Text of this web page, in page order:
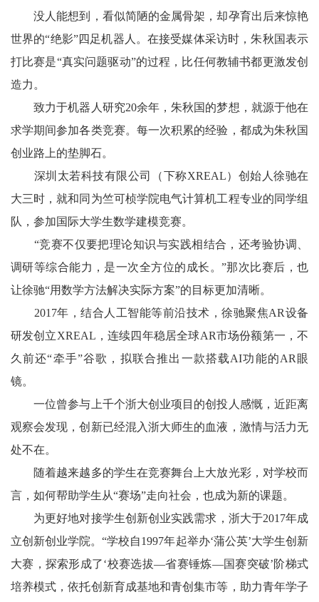
没人能想到，看似简陋的金属骨架，却孕育出后来惊艳
世界的“绝影”四足机器人。在接受媒体采访时，朱秋国表示
打比赛是“真实问题驱动”的过程，比任何教辅书都更激发创
造力。
致力于机器人研究20余年，朱秋国的梦想，就源于他在
求学期间参加各类竞赛。每一次积累的经验，都成为朱秋国
创业路上的垫脚石。
深圳太若科技有限公司（下称XREAL）创始人徐驰在
大三时，就和同为竺可桢学院电气计算机工程专业的同学组
队，参加国际大学生数学建模竞赛。
“竞赛不仅要把理论知识与实践相结合，还考验协调、
调研等综合能力，是一次全方位的成长。”那次比赛后，也
让徐驰“用数学方法解决实际方案”的目标更加清晰。
2017年，结合人工智能等前沿技术，徐驰聚焦AR设备
研发创立XREAL，连续四年稳居全球AR市场份额第一，不
久前还“牵手”谷歌，拟联合推出一款搭载AI功能的AR眼
镜。
一位曾参与上千个浙大创业项目的创投人感慨，近距离
观察会发现，创新已经混入浙大师生的血液，激情与活力无
处不在。
随着越来越多的学生在竞赛舞台上大放光彩，对学校而
言，如何帮助学生从“赛场”走向社会，也成为新的课题。
为更好地对接学生创新创业实践需求，浙大于2017年成
立创新创业学院。“学校自1997年起举办‘蒲公英’大学生创新
大赛，探索形成了‘校赛选拔—省赛锤炼—国赛突破’阶梯式
培养模式，依托创新育成基地和青创集市等，助力青年学子